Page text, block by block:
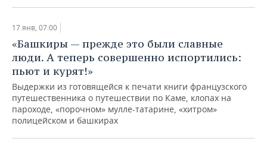
17 янв, 07:00
«Башкиры — прежде это были славные
люди. А теперь совершенно испортились:
пьют и курят!»
Выдержки из готовящейся к печати книги французского
путешественника о путешествии по Каме, клопах на
пароходе, «порочном» мулле-татарине, «хитром»
полицейском и башкирах